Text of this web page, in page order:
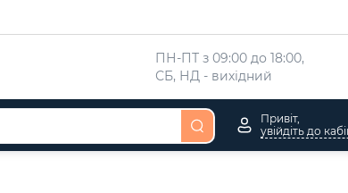
ПН-ПТ з 09:00 до 18:00,
СБ, НД - вихідний
Привіт,